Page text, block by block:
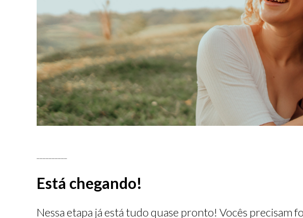
Está chegando!
Nessa etapa já está tudo quase pronto! Vocês precisam